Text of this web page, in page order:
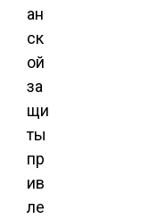
ан
ск
ой
за
щи
ты
пр
ив
ле